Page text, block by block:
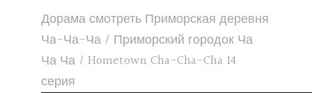
Дорама смотреть Приморская деревня
Ча-Ча-Ча / Приморский городок Ча
Ча Ча / Hometown Cha-Cha-Cha 14
серия